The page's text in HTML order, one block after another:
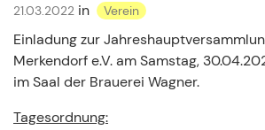
21.03.2022 in Verein
Einladung zur
Merkendorf e.V. am Samstag,
im Saal der Brauerei Wagner.
Tagesordnung: